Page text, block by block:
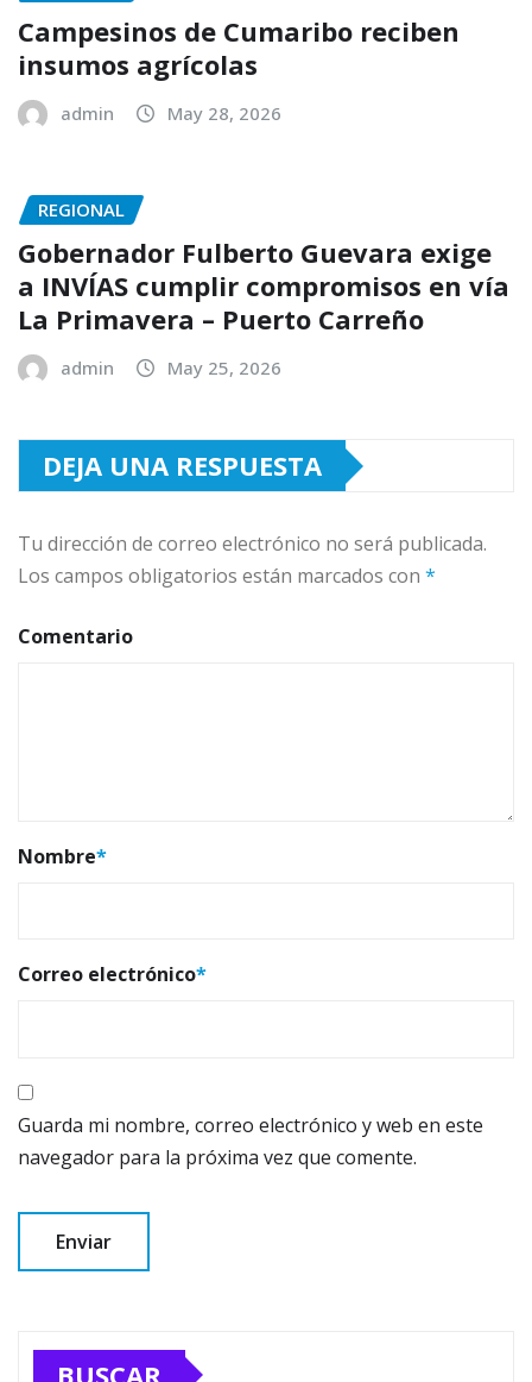
Campesinos de Cumaribo reciben
insumos agrícolas
admin May 28, 2026
REGIONAL
Gobernador Fulberto Guevara exige
a INVÍAS cumplir compromisos en vía
La Primavera – Puerto Carreño
admin May 25, 2026
DEJA UNA RESPUESTA
Tu dirección de correo electrónico no será publicada.
Los campos obligatorios están marcados con *
Comentario
Nombre*
Correo electrónico*
Guarda mi nombre, correo electrónico y web en este
navegador para la próxima vez que comente.
BUSCAR